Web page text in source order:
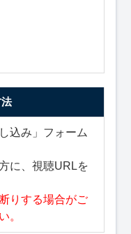
込み」フォーム
に、視聴URLを
りする場合がご
。